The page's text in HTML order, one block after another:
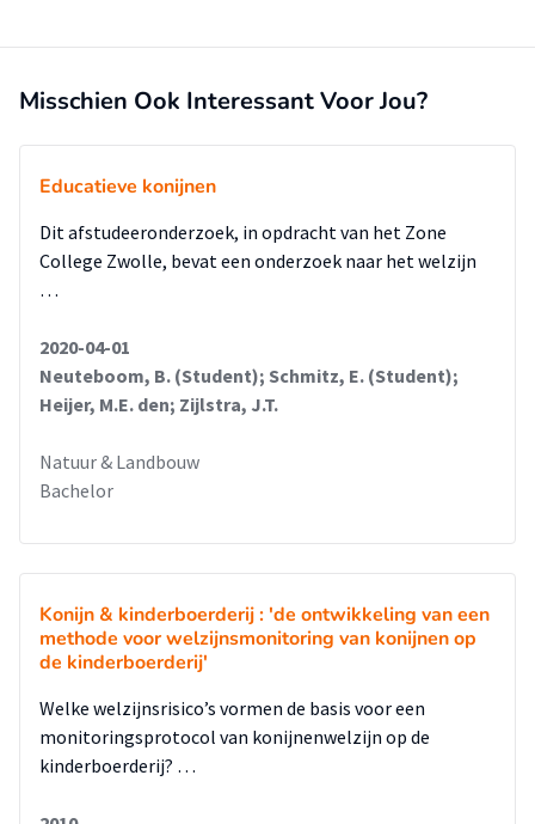
Misschien Ook Interessant Voor Jou?
Educatieve konijnen
Dit afstudeeronderzoek, in opdracht van het Zone
College Zwolle, bevat een onderzoek naar het welzijn
…
2020-04-01
Neuteboom, B. (Student); Schmitz, E. (Student);
Heijer, M.E. den; Zijlstra, J.T.
Natuur & Landbouw
Bachelor
Konijn & kinderboerderij : 'de ontwikkeling van een
methode voor welzijnsmonitoring van konijnen op
de kinderboerderij'
Welke welzijnsrisico’s vormen de basis voor een
monitoringsprotocol van konijnenwelzijn op de
kinderboerderij? …